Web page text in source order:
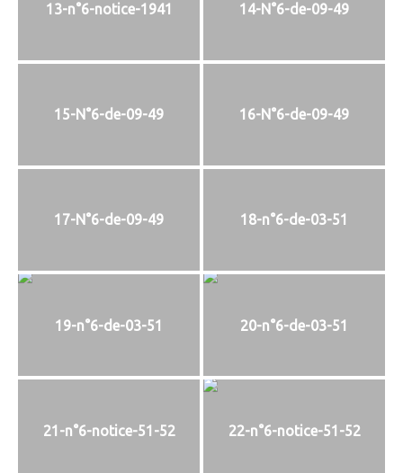
13-n°6-notice-1941 14-N°6-de-09-49
15-N°6-de-09-49 16-N°6-de-09-49
17-N°6-de-09-49 18-n°6-de-03-51
19-n°6-de-03-51 20-n°6-de-03-51
21-n°6-notice-51-52 22-n°6-notice-51-52